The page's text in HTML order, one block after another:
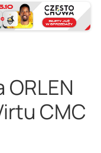
ORLEN
CMC